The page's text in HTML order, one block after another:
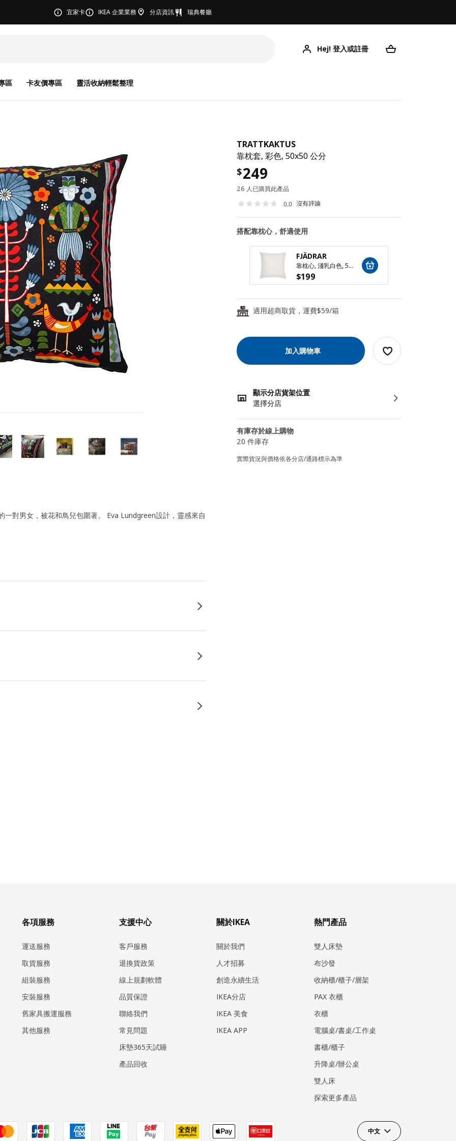
宜家卡 IKEA 企業業務 分店資訊 瑞典餐廳
Hej! 登入或註冊
區 卡友價專區 靈活收納輕鬆整理
TRATTKAKTUS
靠枕套, 彩色, 50x50 公分
$249
26 人已購買此產品
0.0 沒有評論
搭配靠枕心，舒適使用
FJÄDRAR
靠枕心, 淺乳白色, 50x50 公分
$199
24 適用超商取貨，運費$59/箱
加入購物車
顯示分店貨架位置
選擇分店
有庫存於線上購物
20 件庫存
實際貨況與價格依各分店/通路標示為準
對男女，被花和鳥兒包圍著。 Eva Lundgreen設計，靈感來自
各項服務
運送服務
取貨服務
組裝服務
安裝服務
​舊家具搬運服務
其他服務
支援中心
客戶服務
退換貨政策
線上規劃軟體
品質保證
聯絡我們
常見問題
床墊365天試睡
產品回收
關於IKEA
關於我們
人才招募
創造永續生活
IKEA分店
IKEA 美食
IKEA APP
熱門產品
雙人床墊
布沙發
收納櫃/櫃子/層架
PAX 衣櫃
衣櫃
電腦桌/書桌/工作桌
書櫃/櫃子
升降桌/辦公桌
雙人床
探索更多產品
中文